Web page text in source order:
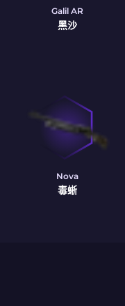
Galil AR
黑沙
Nova
毒蜥